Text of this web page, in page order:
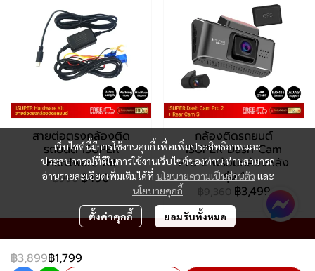
สายต่อตรงกล้องติด
รถยนต์ iSUPER
Hardware Kit
฿990฿490
กล้องติดรถยนต์
iSUPER Dash Cam
Pro 2 พร้อมกล้องหลัง
รุ่น 1
฿9,360 ฿3,499
฿3,899฿1,799
เว็บไซต์นี้มีการใช้งานคุกกี้ เพื่อเพิ่มประสิทธิภาพและ
ประสบการณ์ที่ดีในการใช้งานเว็บไซต์ของท่าน ท่านสามารถ
อ่านรายละเอียดเพิ่มเติมได้ที่ นโยบายความเป็นส่วนตัว และ
นโยบายคุกกี้
ตั้งค่าคุกกี้ ยอมรับทั้งหมด